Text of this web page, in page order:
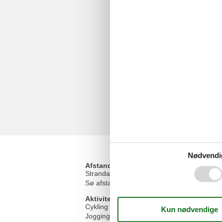
Afstand
Strandafstand
Sø afstand
Aktiviteter
Cykling
Jogging